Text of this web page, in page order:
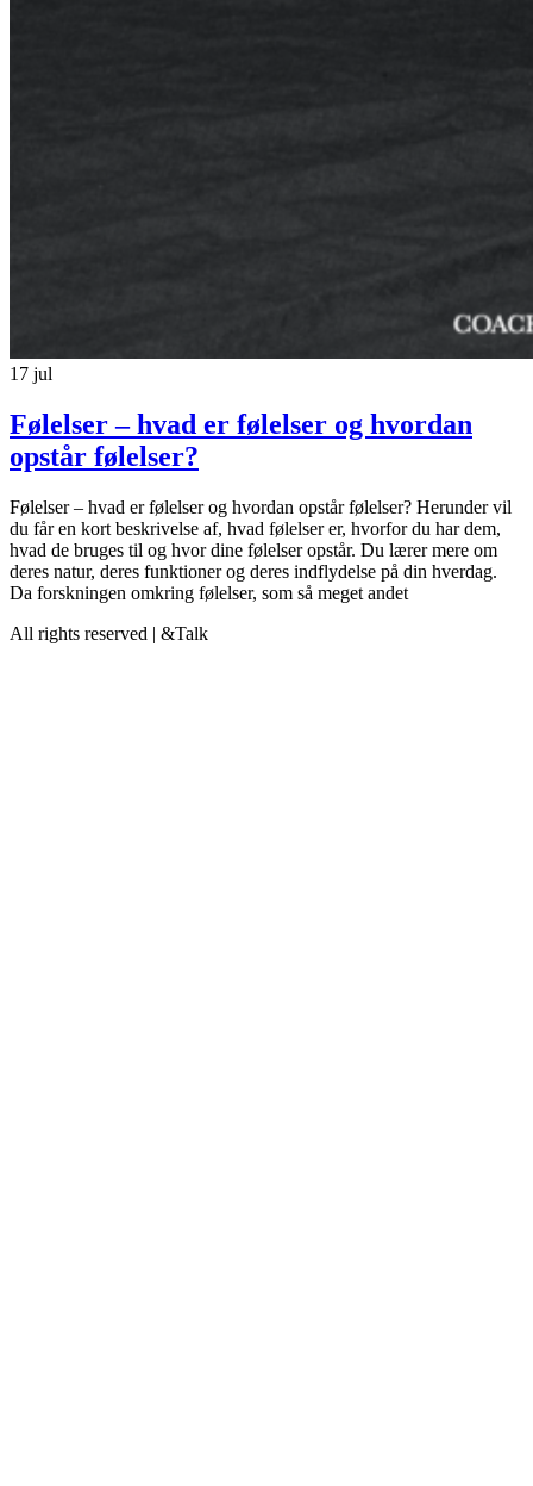
17 jul
Følelser – hvad er følelser og hvordan
opstår følelser?
Følelser – hvad er følelser og hvordan opstår følelser? Herunder vil
du får en kort beskrivelse af, hvad følelser er, hvorfor du har dem,
hvad de bruges til og hvor dine følelser opstår. Du lærer mere om
deres natur, deres funktioner og deres indflydelse på din hverdag.
Da forskningen omkring følelser, som så meget andet
All rights reserved | &Talk